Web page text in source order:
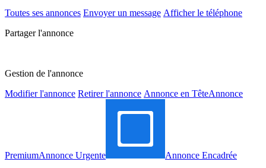
Toutes ses annonces Envoyer un message Afficher le téléphone
Partager l'annonce
Gestion de l'annonce
Modifier l'annonce Retirer l'annonce Annonce en TêteAnnonce
PremiumAnnonce Urgente
Annonce Encadrée